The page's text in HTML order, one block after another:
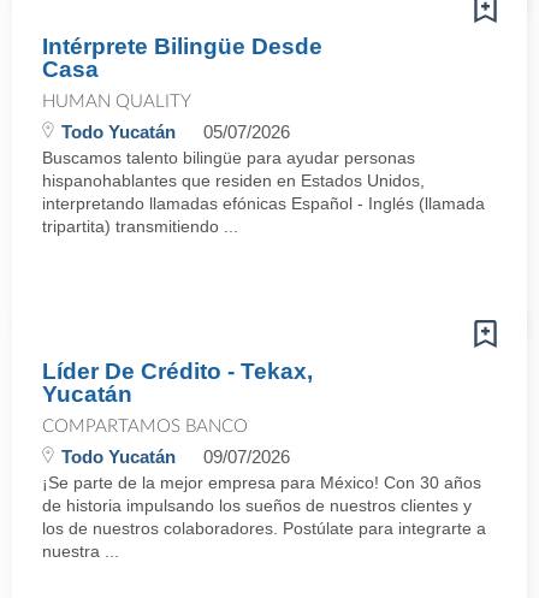
Intérprete Bilingüe Desde
Casa
HUMAN QUALITY
Todo Yucatán 05/07/2026
Buscamos talento bilingüe para ayudar personas
hispanohablantes que residen en Estados Unidos,
interpretando llamadas efónicas Español - Inglés (llamada
tripartita) transmitiendo ...
Líder De Crédito - Tekax,
Yucatán
COMPARTAMOS BANCO
Todo Yucatán 09/07/2026
¡Se parte de la mejor empresa para México! Con 30 años
de historia impulsando los sueños de nuestros clientes y
los de nuestros colaboradores. Postúlate para integrarte a
nuestra ...